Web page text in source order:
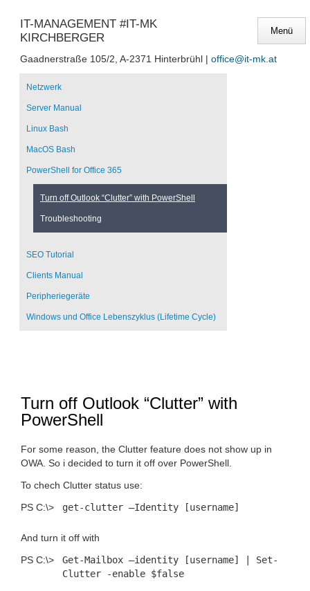
IT-MANAGEMENT #IT-MK
KIRCHBERGER
Gaadnerstraße 105/2, A-2371 Hinterbrühl |office@it-mk.at
überspringen
Netzwerk
Server Manual
Linux Bash
MacOS Bash
PowerShell for Office 365
Turn off Outlook “Clutter” with PowerShell
Troubleshooting
SEO Tutorial
Clients Manual
Peripheriegeräte
Windows und Office Lebenszyklus (Lifetime Cycle)
Turn off Outlook “Clutter” with
PowerShell
For some reason, the Clutter feature does not show up in
OWA. So i decided to turn it off over PowerShell.
To chech Clutter status use:
PS C:\>
get-clutter –Identity [username]
And turn it off with
PS C:\>
Get-Mailbox –identity [username] | Set-
Clutter -enable $false